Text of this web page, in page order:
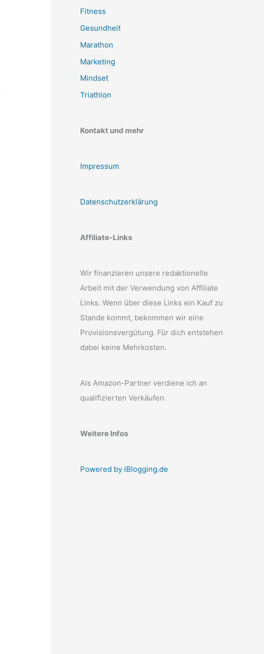
Fitness
Gesundheit
Marathon
Marketing
Mindset
Triathlon
Kontakt und mehr
Impressum
Datenschutzerklärung
Affiliate-Links
Wir finanzieren unsere redaktionelle
Arbeit mit der Verwendung von Affiliate
Links. Wenn über diese Links ein Kauf zu
Stande kommt, bekommen wir eine
Provisionsvergütung. Für dich entstehen
dabei keine Mehrkosten.
Als Amazon-Partner verdiene ich an
qualifizierten Verkäufen.
Weitere Infos
Powered by iBlogging.de